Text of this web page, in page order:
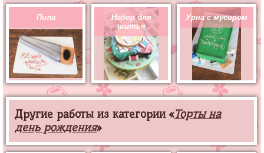
Пила
Набор для
шитья
Урна с мусором
Другие работы из категории «Торты на
день рождения»